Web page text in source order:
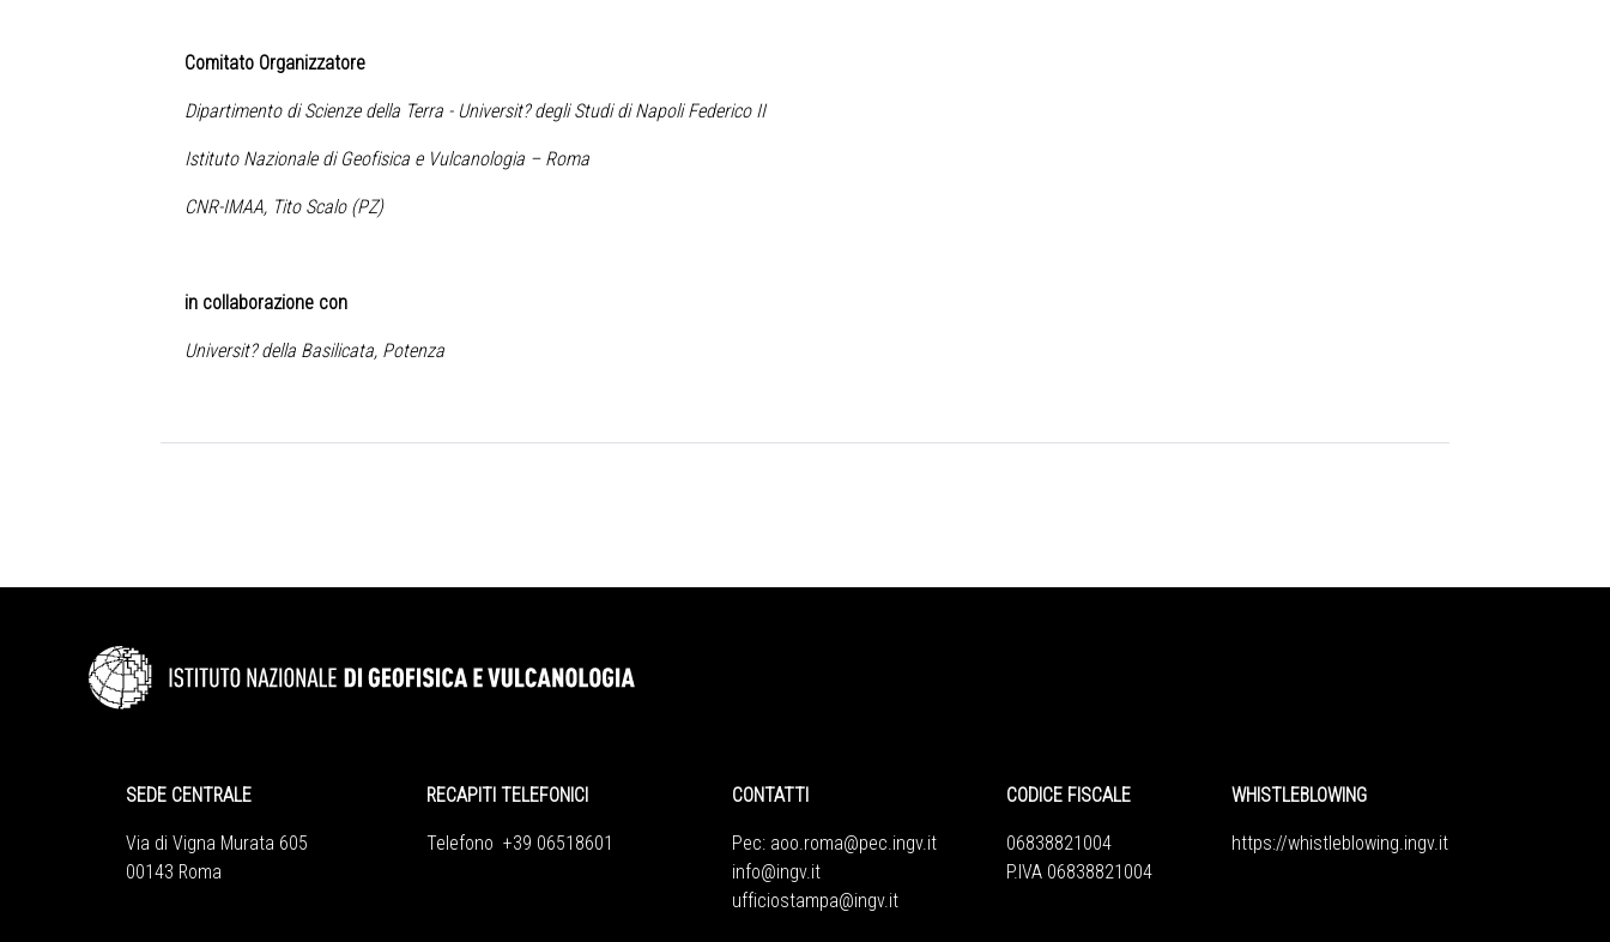
Comitato Organizzatore
Dipartimento di Scienze della Terra - Universit? degli Studi di Napoli Federico II
Istituto Nazionale di Geofisica e Vulcanologia – Roma
CNR-IMAA, Tito Scalo (PZ)
in collaborazione con
Universit? della Basilicata, Potenza
SEDE CENTRALE
Via di Vigna Murata 605
00143 Roma
RECAPITI TELEFONICI
Telefono +39 06518601
CONTATTI
Pec: aoo.roma@pec.ingv.it
info@ingv.it
ufficiostampa@ingv.it
CODICE FISCALE
06838821004
P.IVA 06838821004
WHISTLEBLOWING
https://whistleblowing.ingv.it